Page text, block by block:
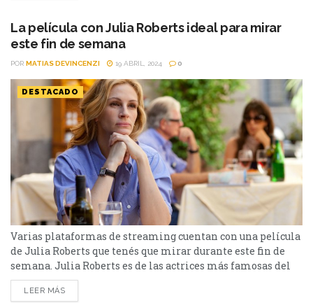
incómodo. Una pregunta de la periodista italiana...
La película con Julia Roberts ideal para mirar
este fin de semana
POR MATIAS DEVINCENZI 19 ABRIL, 2024 0
DESTACADO
Varias plataformas de streaming cuentan con una película
de Julia Roberts que tenés que mirar durante este fin de
semana. Julia Roberts es de las actrices más famosas del
cine, ganadora de varios premios y con una carrera no sólo
extensa y variada, sino también muy renombrada. Pretty
LEER MÁS